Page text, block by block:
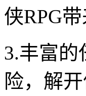
侠RPG
3.丰富的
险，解开